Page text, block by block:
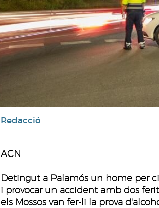
Redacció
ACN
Detingut a Palamós un home per
i provocar un accident amb dos
els Mossos van fer-li la prova